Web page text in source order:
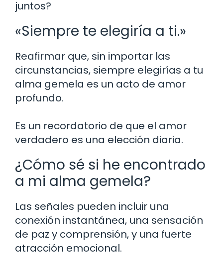
juntos?
«Siempre te elegiría a ti.»
Reafirmar que, sin importar las
circunstancias, siempre elegirías a tu
alma gemela es un acto de amor
profundo.
Es un recordatorio de que el amor
verdadero es una elección diaria.
¿Cómo sé si he encontrado
a mi alma gemela?
Las señales pueden incluir una
conexión instantánea, una sensación
de paz y comprensión, y una fuerte
atracción emocional.